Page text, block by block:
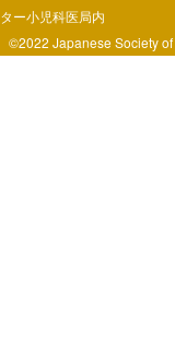
ター小児科医局内
©2022 Japanese Society